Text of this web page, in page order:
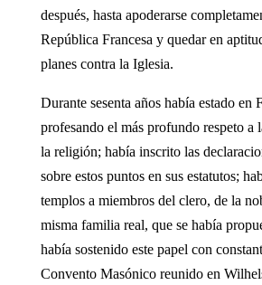
después, hasta apoderarse
República Francesa y quedar en
planes contra la Iglesia.
Durante sesenta años había estado en
profesando el más profundo respeto a
la religión; había inscrito las
sobre estos puntos en sus estatutos;
templos a miembros del clero, de la
misma familia real, que se había
había sostenido este papel con
Convento Masónico reunido en